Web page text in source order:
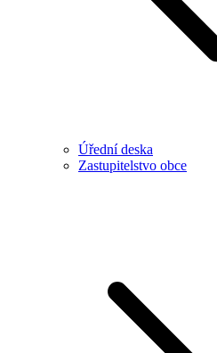
Úřední deska
Zastupitelstvo obce